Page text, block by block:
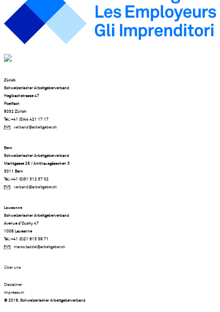
Zürich
Schweizerischer Arbeitgeberverband
Hegibachstrasse 47
Postfach
8032 Zürich
Tel.: +41 (0)44 421 17 17
verband@arbeitgeber.ch
Bern
Schweizerischer Arbeitgeberverband
Marktgasse 25 / Amthausgässchen 3
3011 Bern
Tel.: +41 (0)31 312 37 02
verband@arbeitgeber.ch
Lausanne
Schweizerischer Arbeitgeberverband
Avenue d’Ouchy 47
1006 Lausanne
Tel.: +41 (0)21 613 35 71
marco.taddei@arbeitgeber.ch
Über uns
Disclaimer
Impressum
© 2016, Schweizerischer Arbeitgeberverband